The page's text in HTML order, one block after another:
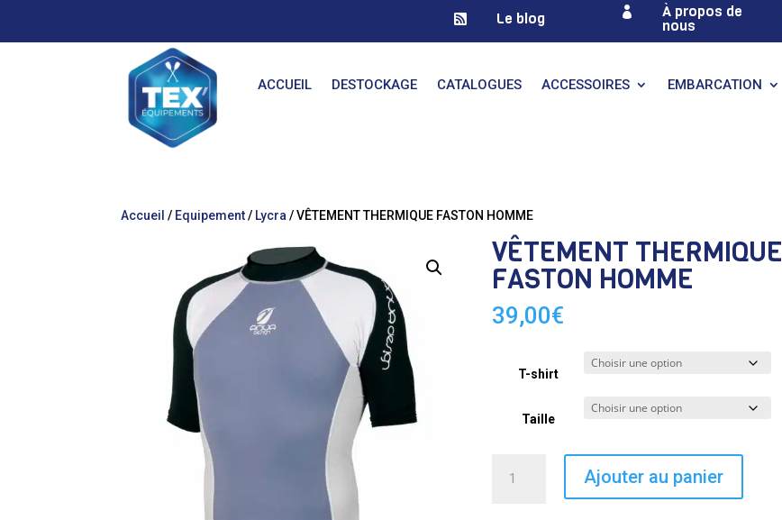
 Le blog  À propos de
nous
ACCUEIL DESTOCKAGE CATALOGUES ACCESSOIRES EMBARCATION
Accueil / Equipement/ Lycra / VÊTEMENT THERMIQUE FASTON HOMME
VÊTEMENT THERMIQUE
FASTON HOMME
39,00€
T-shirt
Taille
Ajouter au panier